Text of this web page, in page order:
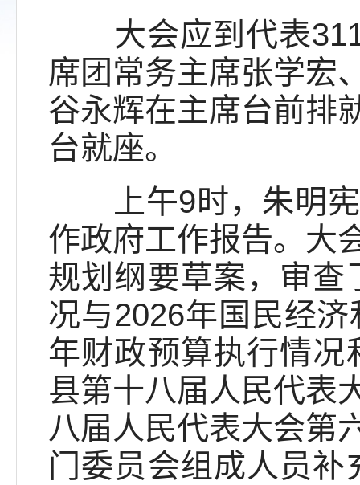
大会应到代表311
席团常务主席张学宏
谷永辉在主席台前排
台就座。
上午9时，朱明宪
作政府工作报告。大
规划纲要草案，审查
况与2026年国民经
年财政预算执行情况
县第十八届人民代表
八届人民代表大会第
门委员会组成人员